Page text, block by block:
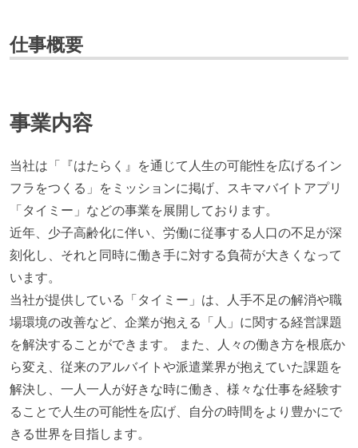
仕事概要
事業内容
当社は「『はたらく』を通じて人生の可能性を広げるイン
フラをつくる」をミッションに掲げ、スキマバイトアプリ
「タイミー」などの事業を展開しております。
近年、少子高齢化に伴い、労働に従事する人口の不足が深
刻化し、それと同時に働き手に対する負荷が大きくなって
います。
当社が提供している「タイミー」は、人手不足の解消や職
場環境の改善など、企業が抱える「人」に関する経営課題
を解決することができます。 また、人々の働き方を根底か
ら変え、従来のアルバイトや派遣業界が抱えていた課題を
解決し、一人一人が好きな時に働き、様々な仕事を経験す
ることで人生の可能性を広げ、自分の時間をより豊かにで
きる世界を目指します。